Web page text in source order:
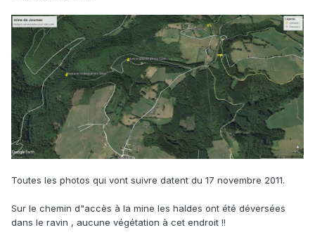
Toutes les photos qui vont suivre datent du 17 novembre 2011.
Sur le chemin d"accès à la mine les haldes ont été déversées
dans le ravin , aucune végétation à cet endroit !!